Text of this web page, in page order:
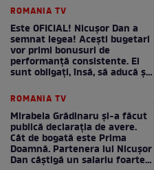
ROMANIA TV
Este OFICIAL! Nicușor Dan a
semnat legea! Acești bugetari
vor primi bonusuri de
performanță consistente. Ei
sunt obligați, însă, să aducă și
ROMANIA TV
Mirabela Grădinaru și-a făcut
publică declarația de avere.
Cât de bogată este Prima
Doamnă. Partenera lui Nicușor
Dan câștigă un salariu foarte